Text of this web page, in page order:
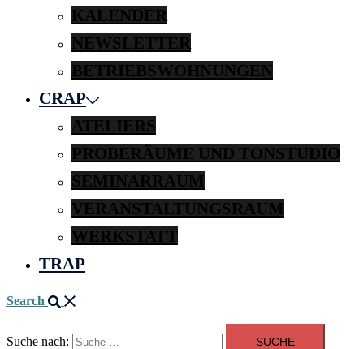
KALENDER
NEWSLETTER
BETRIEBSWOHNUNGEN
CRAP
ATELIERS
PROBERÄUME UND TONSTUDIO
SEMINARRAUM
VERANSTALTUNGSRAUM
WERKSTATT
TRAP
Search
Suche nach: